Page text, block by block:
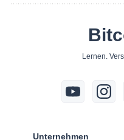
Lernen.
Unternehmen